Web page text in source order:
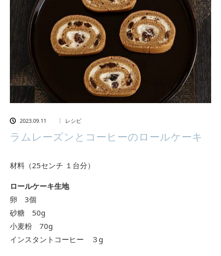
2023.09.11 レシピ
ラムレーズンとコーヒーのロールケーキ
材料（25センチ １台分）
ロールケーキ生地
卵 3個
砂糖 50g
小麦粉 70g
インスタントコーヒー ３g